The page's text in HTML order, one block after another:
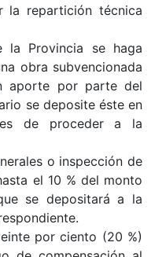
la repartición técnica
Provincia se haga
obra subvencionada
aporte por parte del
se deposite éste en
de proceder a la
o inspección de
el 10 % del monto
se depositará a la
por ciento (20 %)